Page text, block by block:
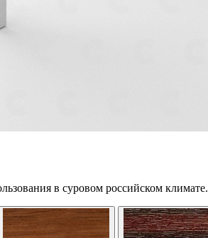
в суровом российском климате.